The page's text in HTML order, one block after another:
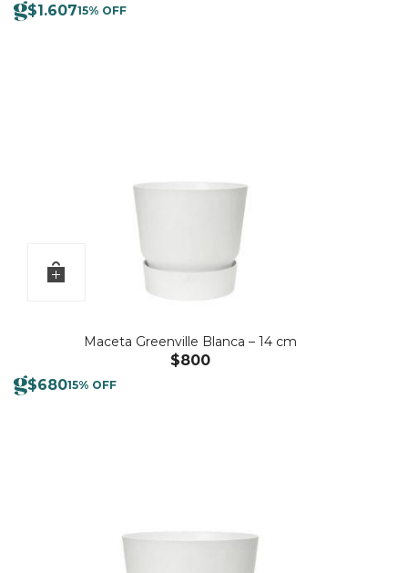
$1.60715% OFF
Maceta Greenville Blanca – 14 cm
$800
$68015% OFF